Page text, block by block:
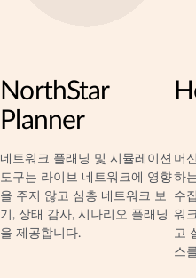
NorthStar
Planner
네트워크 플래닝 및 시뮬레이션
도구는 라이브 네트워크에 영향
을 주지 않고 심층 네트워크 보
기, 상태 감사, 시나리오 플래닝
을 제공합니다.
머
하
수
워
고
스